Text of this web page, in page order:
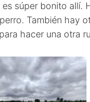
es súper bonito allí.
También hay
hacer una otra